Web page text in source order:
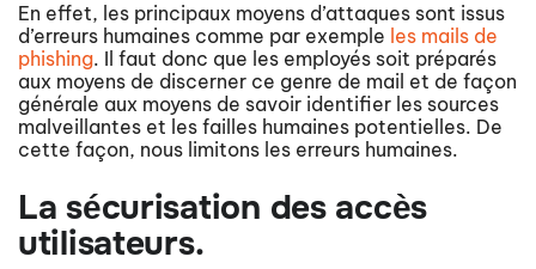
En effet, les principaux moyens d’attaques sont issus
d’erreurs humaines comme par exemple les mails de
phishing. Il faut donc que les employés soit préparés
aux moyens de discerner ce genre de mail et de façon
générale aux moyens de savoir identifier les sources
malveillantes et les failles humaines potentielles. De
cette façon, nous limitons les erreurs humaines.
La sécurisation des accès
utilisateurs.